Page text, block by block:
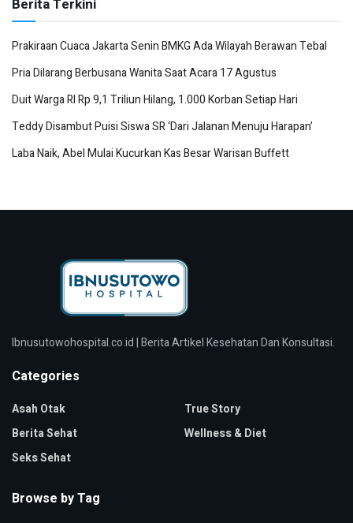
Berita Terkini
Prakiraan Cuaca Jakarta Senin BMKG Ada Wilayah Berawan Tebal
Pria Dilarang Berbusana Wanita Saat Acara 17 Agustus
Duit Warga RI Rp 9,1 Triliun Hilang, 1.000 Korban Setiap Hari
Teddy Disambut Puisi Siswa SR ‘Dari Jalanan Menuju Harapan’
Laba Naik, Abel Mulai Kucurkan Kas Besar Warisan Buffett
Ibnusutowohospital.co.id | Berita Artikel Kesehatan Dan Konsultasi.
Categories
Asah Otak
Berita Sehat
Seks Sehat
True Story
Wellness & Diet
Browse by Tag